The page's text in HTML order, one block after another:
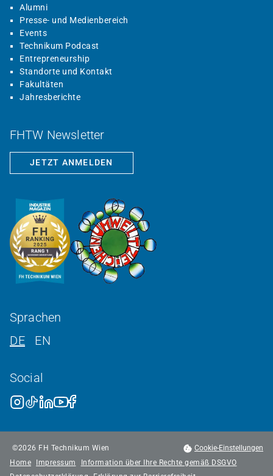
Alumni
Presse- und Medienbereich
Events
Technikum Podcast
Entrepreneurship
Standorte und Kontakt
Fakultäten
Jahresberichte
FHTW Newsletter
JETZT ANMELDEN
Sprachen
DE
EN
Social
©2026 FH Technikum Wien
Cookie-Einstellungen
Home
Impressum
Information über Ihre Rechte gemäß DSGVO